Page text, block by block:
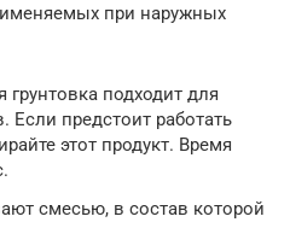
при наружных
подходит для
Если предстоит работать
этот продукт. Время
смесью, в состав которой